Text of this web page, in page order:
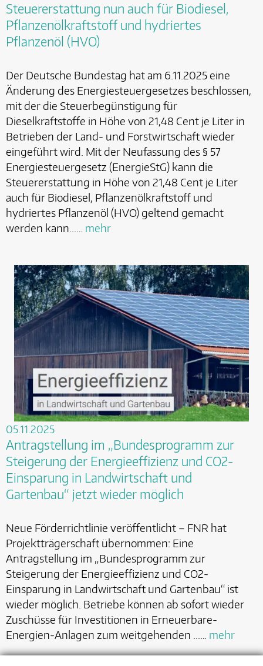
Steuererstattung nun auch für Biodiesel,
Pflanzenölkraftstoff und hydriertes
Pflanzenöl (HVO)
Der Deutsche Bundestag hat am 6.11.2025 eine
Änderung des Energiesteuergesetzes beschlossen,
mit der die Steuerbegünstigung für
Dieselkraftstoffe in Höhe von 21,48 Cent je Liter in
Betrieben der Land- und Forstwirtschaft wieder
eingeführt wird. Mit der Neufassung des § 57
Energiesteuergesetz (EnergieStG) kann die
Steuererstattung in Höhe von 21,48 Cent je Liter
auch für Biodiesel, Pflanzenölkraftstoff und
hydriertes Pflanzenöl (HVO) geltend gemacht
werden kann...… mehr
05.11.2025
Antragstellung im „Bundesprogramm zur
Steigerung der Energieeffizienz und CO2-
Einsparung in Landwirtschaft und
Gartenbau“ jetzt wieder möglich
Neue Förderrichtlinie veröffentlicht – FNR hat
Projektträgerschaft übernommen: Eine
Antragstellung im „Bundesprogramm zur
Steigerung der Energieeffizienz und CO2-
Einsparung in Landwirtschaft und Gartenbau“ ist
wieder möglich. Betriebe können ab sofort wieder
Zuschüsse für Investitionen in Erneuerbare-
Energien-Anlagen zum weitgehenden ...… mehr